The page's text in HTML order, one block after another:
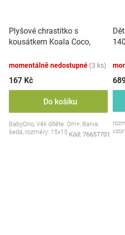
Plyšové chrastítko s
kousátkem Koala Coco,
momentálně nedostupné (3 ks)
167 Kč
Do košíku
BabyOno, Věk dítěte: 0m+, Barva:
šedá, rozměry: 15x15 cm.
Kód: 76657701